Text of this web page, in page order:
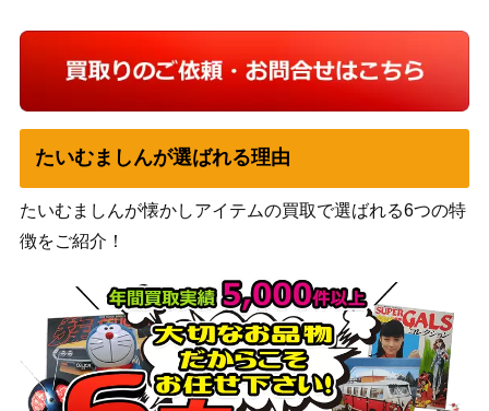
たいむましんが選ばれる理由
たいむましんが懐かしアイテムの買取で選ばれる6つの特
徴をご紹介！